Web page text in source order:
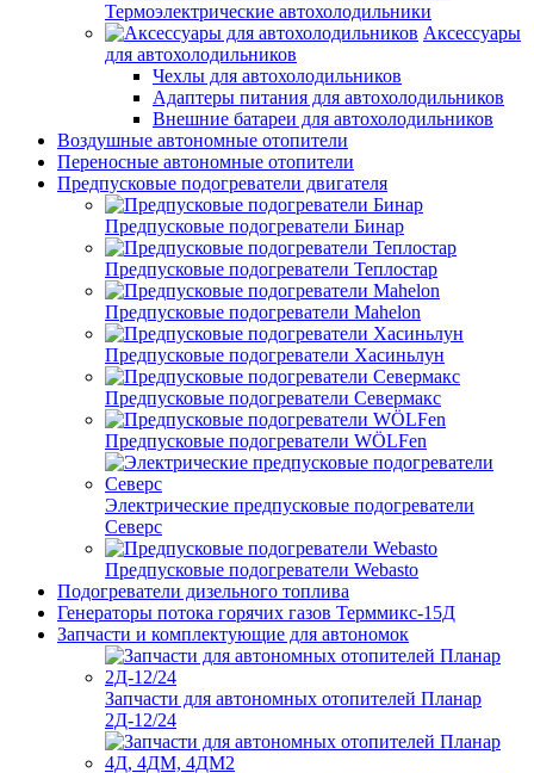
Термоэлектрические автохолодильники
Аксессуары
для автохолодильников
Чехлы для автохолодильников
Адаптеры питания для автохолодильников
Внешние батареи для автохолодильников
Воздушные автономные отопители
Переносные автономные отопители
Предпусковые подогреватели двигателя
Предпусковые подогреватели Бинар
Предпусковые подогреватели Теплостар
Предпусковые подогреватели Mahelon
Предпусковые подогреватели Хасиньлун
Предпусковые подогреватели Севермакс
Предпусковые подогреватели WÖLFen
Электрические предпусковые подогреватели
Северс
Предпусковые подогреватели Webasto
Подогреватели дизельного топлива
Генераторы потока горячих газов Терммикс-15Д
Запчасти и комплектующие для автономок
Запчасти для автономных отопителей Планар
2Д-12/24